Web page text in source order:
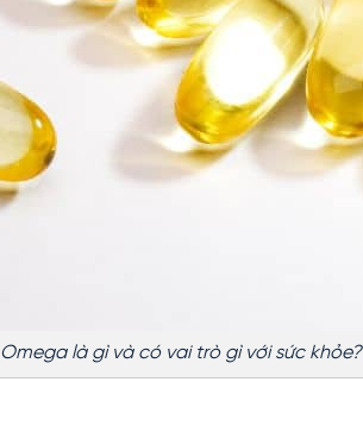
Omega là gì và có vai trò gì với sức khỏe?